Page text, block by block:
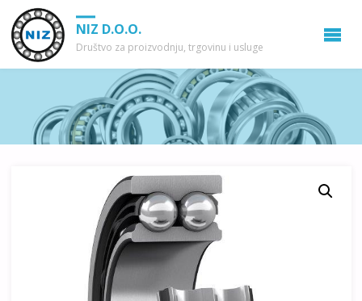
NIZ D.O.O.
Društvo za proizvodnju, trgovinu i usluge